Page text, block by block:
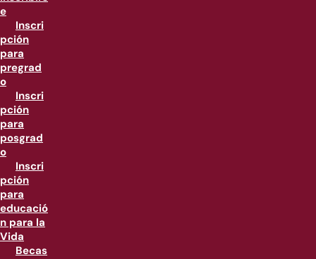
e
Inscri
pción
para
pregrad
o
Inscri
pción
para
posgrad
o
Inscri
pción
para
educació
n para la
Vida
Becas